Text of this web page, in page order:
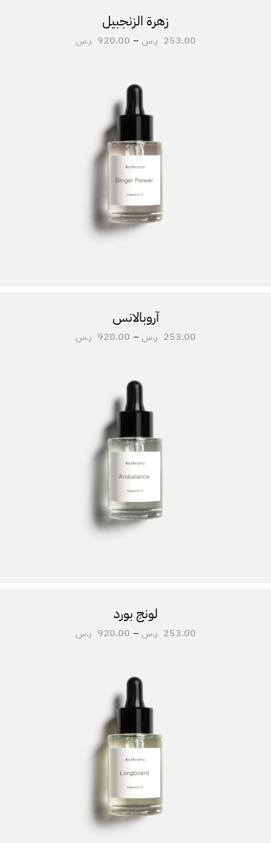
زهرة الزنجبيل
253.00 ر.س –
920.00 ر.س
آروبالانس
253.00 ر.س –
920.00 ر.س
لونج بورد
253.00 ر.س –
920.00 ر.س